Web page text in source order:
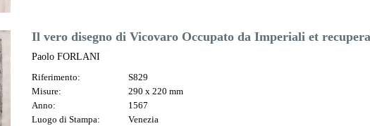
Il vero disegno di Vicovaro Occupato da Imperiali et
Paolo FORLANI
Riferimento:
S829
Misure:
290 x 220 mm
Anno:
1567
Luogo di Stampa:
Venezia